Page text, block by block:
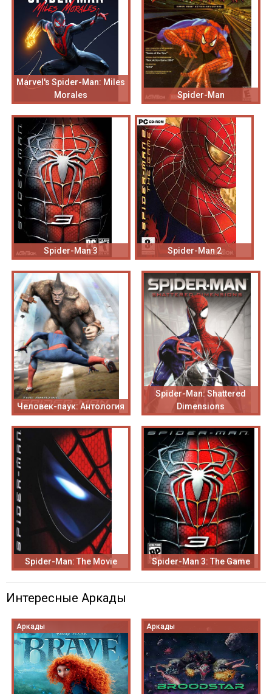
Marvel's Spider-Man: Miles
Morales
Spider-Man
Spider-Man 3 Spider-Man 2
Человек-паук: Антология
Spider-Man: Shattered
Dimensions
Spider-Man: The Movie Spider-Man 3: The Game
Интересные Аркады
Аркады Аркады